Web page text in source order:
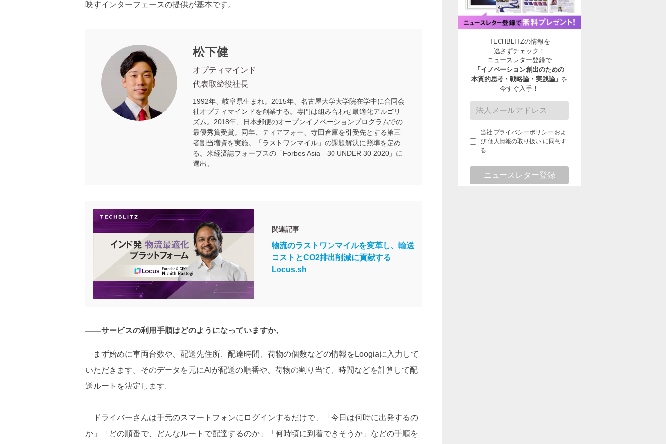
映すインターフェースの提供が基本です。
松下健
オプティマインド
代表取締役社長
1992年、岐阜県生まれ。2015年、名古屋大学大学院在学中に合同会
社オプティマインドを創業する。専門は組み合わせ最適化アルゴリ
ズム。2018年、日本郵便のオープンイノベーションプログラムでの
最優秀賞受賞。同年、ティアフォー、寺田倉庫を引受先とする第三
者割当増資を実施。「ラストワンマイル」の課題解決に照準を定め
る。米経済誌フォーブスの「Forbes Asia 30 UNDER 30 2020」に
選出。
関連記事
物流のラストワンマイルを変革し、輸送
コストとCO2排出削減に貢献する
Locus.sh
――サービスの利用手順はどのようになっていますか。
まず始めに車両台数や、配送先住所、配達時間、荷物の個数などの情報をLoogiaに入力して
いただきます。そのデータを元にAIが配送の順番や、荷物の割り当て、時間などを計算して配
送ルートを決定します。
ドライバーさんは手元のスマートフォンにログインするだけで、「今日は何時に出発するの
か」「どの順番で、どんなルートで配達するのか」「何時頃に到着できそうか」などの手順を
TECHBLITZの情報を
逃さずチェック！
ニュースレター登録で
「イノベーション創出のための
本質的思考・戦略論・実践論」 を
今すぐ入手！
当社 プライバシーポリシー およ
び 個人情報の取り扱い に同意す
る